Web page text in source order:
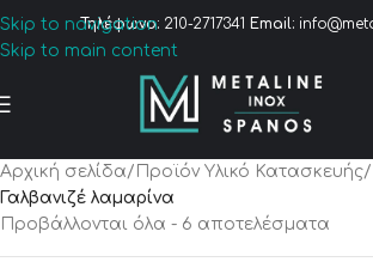
Skip to navigation
Skip to main content
Τηλέφωνο: 210-2717341 Email:
Αρχική σελίδα/ Προϊόν Υλικό Κατασκευής/
Γαλβανιζέ λαμαρίνα
Προβάλλονται όλα - 6 αποτελέσματα